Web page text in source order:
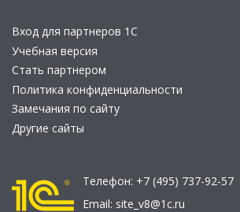
Вход для партнеров 1С
Учебная версия
Стать партнером
Политика конфиденциальности
Замечания по сайту
Другие сайты
Телефон: +7 (495) 737-92-57
Email: site_v8@1c.ru